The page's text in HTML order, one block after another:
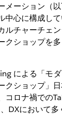
メーション（
中心に構成し
ルチャーチェ
クショップを
による「モ
クショップ」
コロナ禍での
DXにおいて